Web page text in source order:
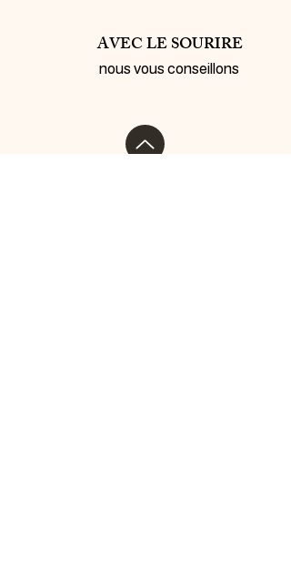
AVEC LE SOURIRE
nous vous conseillons